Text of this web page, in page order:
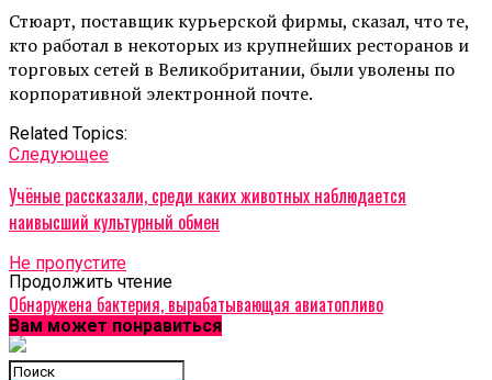
Стюарт, поставщик курьерской фирмы, сказал, что те,
кто работал в некоторых из крупнейших ресторанов и
торговых сетей в Великобритании, были уволены по
корпоративной электронной почте.
Related Topics:
Cледующее
Учёные рассказали, среди каких животных наблюдается
наивысший культурный обмен
Не пропустите
Обнаружена бактерия, вырабатывающая авиатопливо
Продолжить чтение
Вам может понравиться